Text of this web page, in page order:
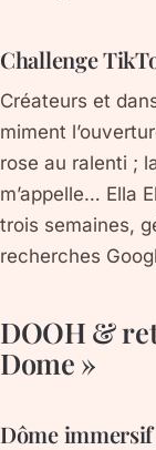
Challenge
Créateurs et
miment
rose au ralenti ;
m’appelle… Ella
trois semaines,
recherches
DOOH &
Dome »
Dôme immersif